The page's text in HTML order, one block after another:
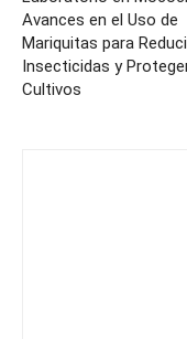
Avances en el Uso de
Mariquitas para
Insecticidas y
Cultivos